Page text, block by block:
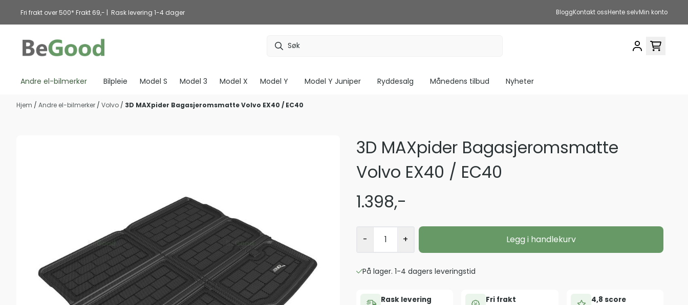
Hopp til innhold
Fri frakt over 500* Frakt 69,- | Rask levering 1-4 dager BloggKontakt ossHente selvMin konto
Andre el-bilmerker Bilpleie Model S Model 3 Model X Model Y Model Y Juniper Ryddesalg Månedens tilbud Nyheter
Hjem / Andre el-bilmerker / Volvo / 3D MAXpider Bagasjeromsmatte Volvo EX40 / EC40
3D MAXpider Bagasjeromsmatte
Volvo EX40 / EC40
1.398,-
- + Legg i handlekurv
På lager. 1-4 dagers leveringstid
Rask levering
Fri frakt
4,8 score